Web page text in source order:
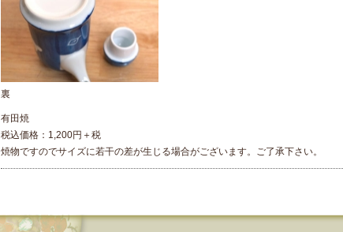
裏
有田焼
税込価格：1,200円＋税
焼物ですのでサイズに若干の差が生じる場合がございます。ご了承下さい。